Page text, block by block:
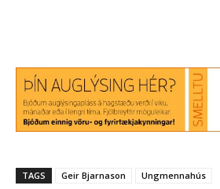
TAGS Geir Bjarnason Ungmennahús